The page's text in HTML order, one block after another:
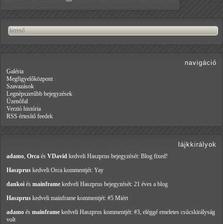
navigáció
Galéria
Megfigyelőközpont
Szavazások
Legnépszerűbb bejegyzések
Üzenőfal
Verzió história
RSS értesítő feedek
lájkkirályok
adamo, Orca és VDavid kedveli Haszprus bejegyzését: Blog fixed!
Haszprus kedveli Orca kommentjét: Yay
dankoi és mainframe kedveli Haszprus bejegyzését: 21 éves a blog
Haszprus kedveli mainframe kommentjét: #5 Miért
adamo és mainframe kedveli Haszprus kommentjét: #3, eléggé emeletes csúcskirályság
volt